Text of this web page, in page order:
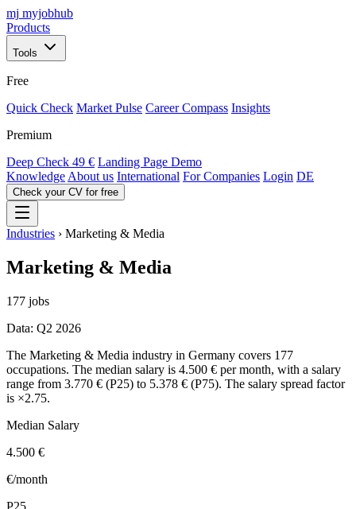
mj myjobhub
Products
Tools
Free
Quick Check Market Pulse Career Compass Insights
Premium
Deep Check 49 € Landing Page Demo
Knowledge About us International For Companies Login DE
Check your CV for free
Industries › Marketing & Media
Marketing & Media
177 jobs
Data: Q2 2026
The Marketing & Media industry in Germany covers 177
occupations. The median salary is 4.500 € per month, with a salary
range from 3.770 € (P25) to 5.378 € (P75). The salary spread factor
is ×2.75.
Median Salary
4.500 €
€/month
P25